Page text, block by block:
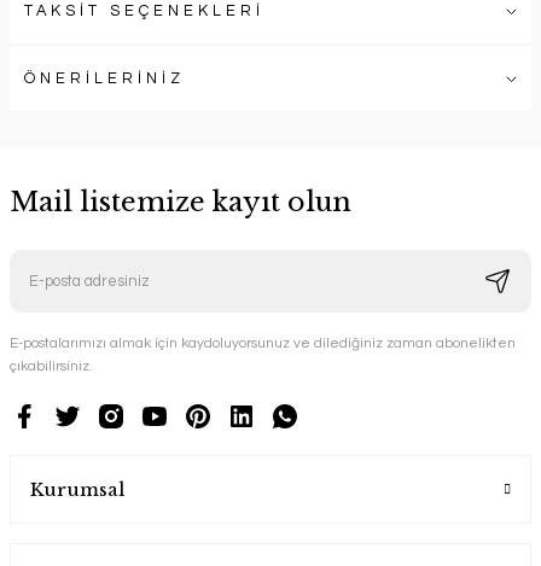
TAKSİT SEÇENEKLERİ
ÖNERİLERİNİZ
Mail listemize kayıt olun
E-postalarımızı almak için kaydoluyorsunuz ve dilediğiniz zaman abonelikten
çıkabilirsiniz.
Kurumsal